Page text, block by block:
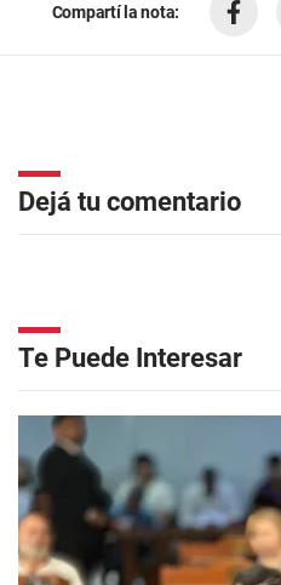
Compartí la nota:
Dejá tu comentario
Te Puede Interesar